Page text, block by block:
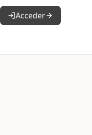
Acceder